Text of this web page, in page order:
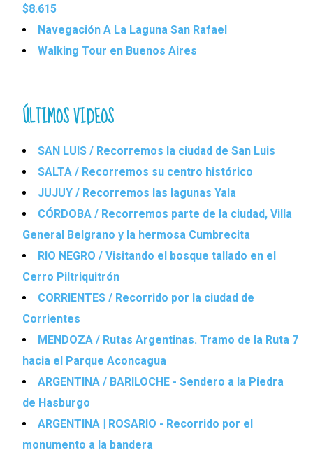
$8.615
Navegación A La Laguna San Rafael
Walking Tour en Buenos Aires
ÚLTIMOS VIDEOS
SAN LUIS / Recorremos la ciudad de San Luis
SALTA / Recorremos su centro histórico
JUJUY / Recorremos las lagunas Yala
CÓRDOBA / Recorremos parte de la ciudad, Villa
General Belgrano y la hermosa Cumbrecita
RIO NEGRO / Visitando el bosque tallado en el
Cerro Piltriquitrón
CORRIENTES / Recorrido por la ciudad de
Corrientes
MENDOZA / Rutas Argentinas. Tramo de la Ruta 7
hacia el Parque Aconcagua
ARGENTINA / BARILOCHE - Sendero a la Piedra
de Hasburgo
ARGENTINA | ROSARIO - Recorrido por el
monumento a la bandera